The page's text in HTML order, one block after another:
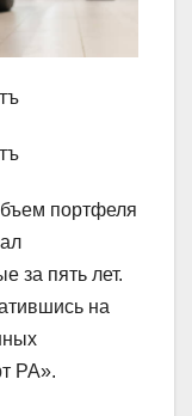
портфеля
за пять лет.
на
РА».